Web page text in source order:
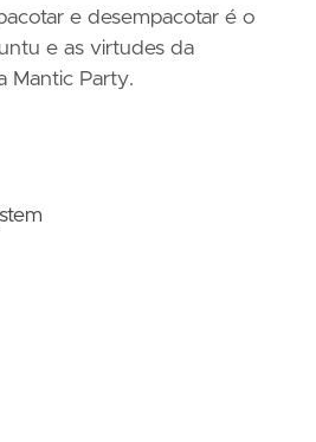
e desempacotar é o
e as virtudes da
Mantic Party.